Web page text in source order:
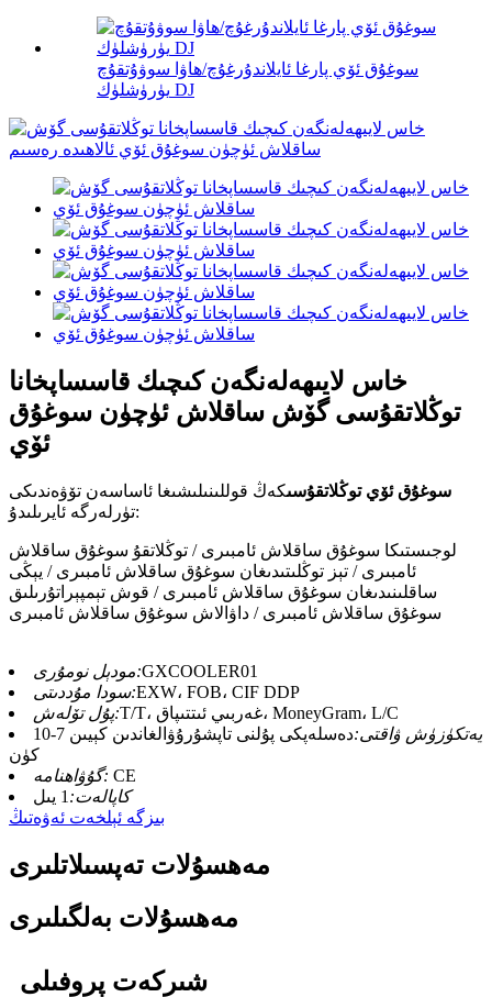
سوغۇق ئۆي پارغا ئايلاندۇرغۇچ/ھاۋا سوۋۇتقۇچ
يۈرۈشلۈك DJ
خاس لايىھەلەنگەن كىچىك قاسساپخانا
توڭلاتقۇسى گۆش ساقلاش ئۈچۈن سوغۇق
ئۆي
سوغۇق ئۆي توڭلاتقۇسىكەڭ قوللىنىلىشىغا ئاساسەن تۆۋەندىكى
تۈرلەرگە ئايرىلىدۇ:
لوجىستىكا سوغۇق ساقلاش ئامبىرى / توڭلاتقۇ سوغۇق ساقلاش
ئامبىرى / تېز توڭلىتىدىغان سوغۇق ساقلاش ئامبىرى / يېڭى
ساقلىنىدىغان سوغۇق ساقلاش ئامبىرى / قوش تېمپېراتۇرىلىق
سوغۇق ساقلاش ئامبىرى / داۋالاش سوغۇق ساقلاش ئامبىرى
مودېل نومۇرى:GXCOOLER01
سودا مۇددىتى:EXW، FOB، CIF DDP
پۇل تۆلەش:
T/T، غەربىي ئىتتىپاق، MoneyGram، L/C
يەتكۈزۈش ۋاقتى:
دەسلەپكى پۇلنى تاپشۇرۇۋالغاندىن كېيىن 7-10
كۈن
گۇۋاھنامە: CE
كاپالەت: 1 يىل
بىزگە ئېلخەت ئەۋەتىڭ
مەھسۇلات تەپسىلاتلىرى
مەھسۇلات بەلگىلىرى
شىركەت پروفىلى